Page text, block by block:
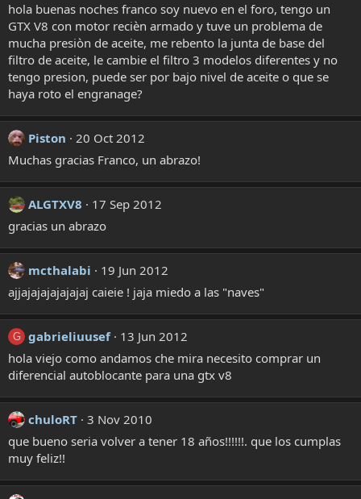
hola buenas noches franco soy nuevo en el foro, tengo un
GTX V8 con motor recièn armado y tuve un problema de
mucha presiòn de aceite, me rebento la junta de base del
filtro de aceite, le cambie el filtro 3 modelos diferentes y no
tengo presion, puede ser por bajo nivel de aceite o que se
haya roto el engranage?
Piston
20 Oct 2012
Muchas gracias Franco, un abrazo!
ALGTXV8
17 Sep 2012
gracias un abrazo
mcthalabi
19 Jun 2012
ajjajajajajajajaj caieie ! jaja miedo a las "naves"
G gabrieliuusef
13 Jun 2012
hola viejo como andamos che mira necesito comprar un
diferencial autoblocante para una gtx v8
chuloRT 3 Nov 2010
que bueno seria volver a tener 18 años!!!!!!. que los cumplas
muy feliz!!